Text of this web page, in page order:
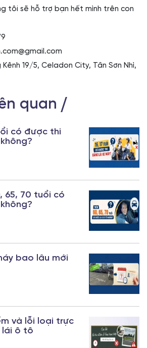
tôi sẽ hỗ trợ bạn hết mình trên con
19/5, Celadon City, Tân Sơn Nhì,
quan
có được thi
65, 70 tuổi có
bao lâu mới
và lỗi loại trực
lái ô tô